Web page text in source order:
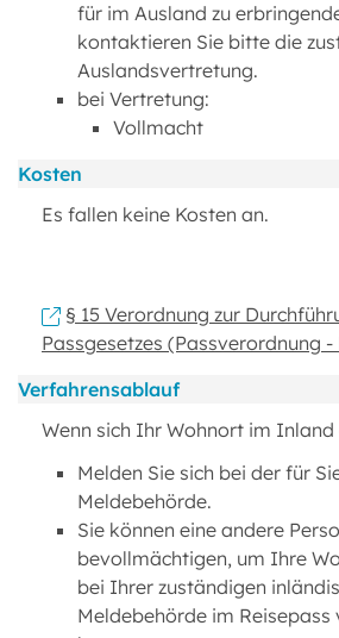
für im Ausland zu
kontaktieren Sie bitte die
Auslandsvertretung.
bei Vertretung:
Vollmacht
Kosten
Es fallen keine Kosten an.
§ 15 Verordnung zur
Passgesetzes (Passverordnung -
Verfahrensablauf
Wenn sich Ihr Wohnort im
Melden Sie sich bei der für
Meldebehörde.
Sie können eine andere
bevollmächtigen, um Ihre
bei Ihrer zuständigen
Meldebehörde im Reisepass